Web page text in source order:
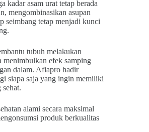
kadar asam urat tetap berada
mengombinasikan asupan
seimbang tetap menjadi kunci
tubuh melakukan
menimbulkan efek samping
dalam. Afiapro hadir
siapa saja yang ingin memiliki
alami secara maksimal
produk berkualitas